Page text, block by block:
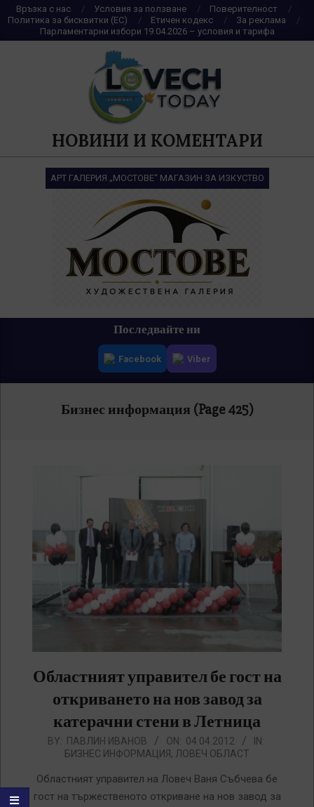
Skip
to
content
Връзка с нас Условия за ползване
Поверителност
Политика за бисквитки (ЕС)
Етичен кодекс
За реклама
Парламентарни избори 19.04.2026 – условия и тарифа
НОВИНИ И КОМЕНТАРИ
АРТ ГАЛЕРИЯ „МОСТОВЕ“ МАГАЗИН ЗА ИЗКУСТВО
Последвайте ни
Facebook Viber
Бизнес информация (Page 425)
Областният управител бе гост на
откриването на нов завод за
катерачни стени в Летница
2012-
04
BY: ПАВЛИН ИВАНОВ ON: 04.04.2012
IN:
БИЗНЕС ИНФОРМАЦИЯ, ЛОВЕЧ ОБЛАСТ
Областният управител на Ловеч Ваня Събчева бе
гост на тържественото откриване на нов завод за